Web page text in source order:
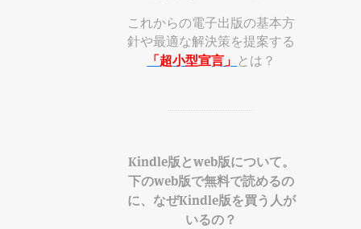
これからの電子出版の基本方
針や最適な解決策を提案する
「超小型宣言」 とは？
Kindle版とweb版について。
下のweb版で無料で読めるの
に、なぜKindle版を買う人が
いるの？